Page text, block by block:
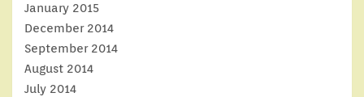
January 2015
December 2014
September 2014
August 2014
July 2014